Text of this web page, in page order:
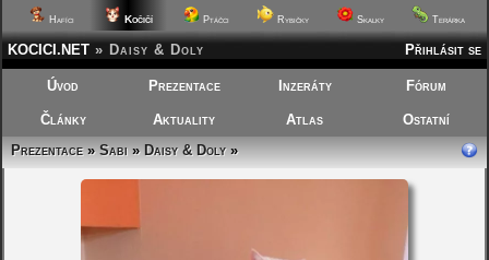
Hafíci Kočičí Ptáčci Rybičky Skalky Terárka
Přihlásit se
KOCICI.NET » Daisy & Doly
Úvod Prezentace Inzeráty Fórum
Články Aktuality Atlas
Ostatní
Prezentace»Sabi»Daisy & Doly»